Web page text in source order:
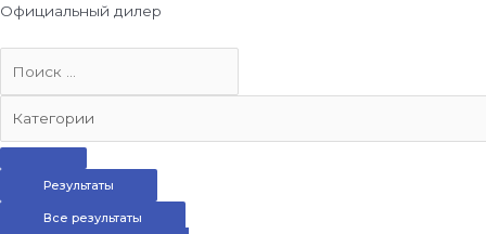
Официальный дилер
Результаты
Все результаты